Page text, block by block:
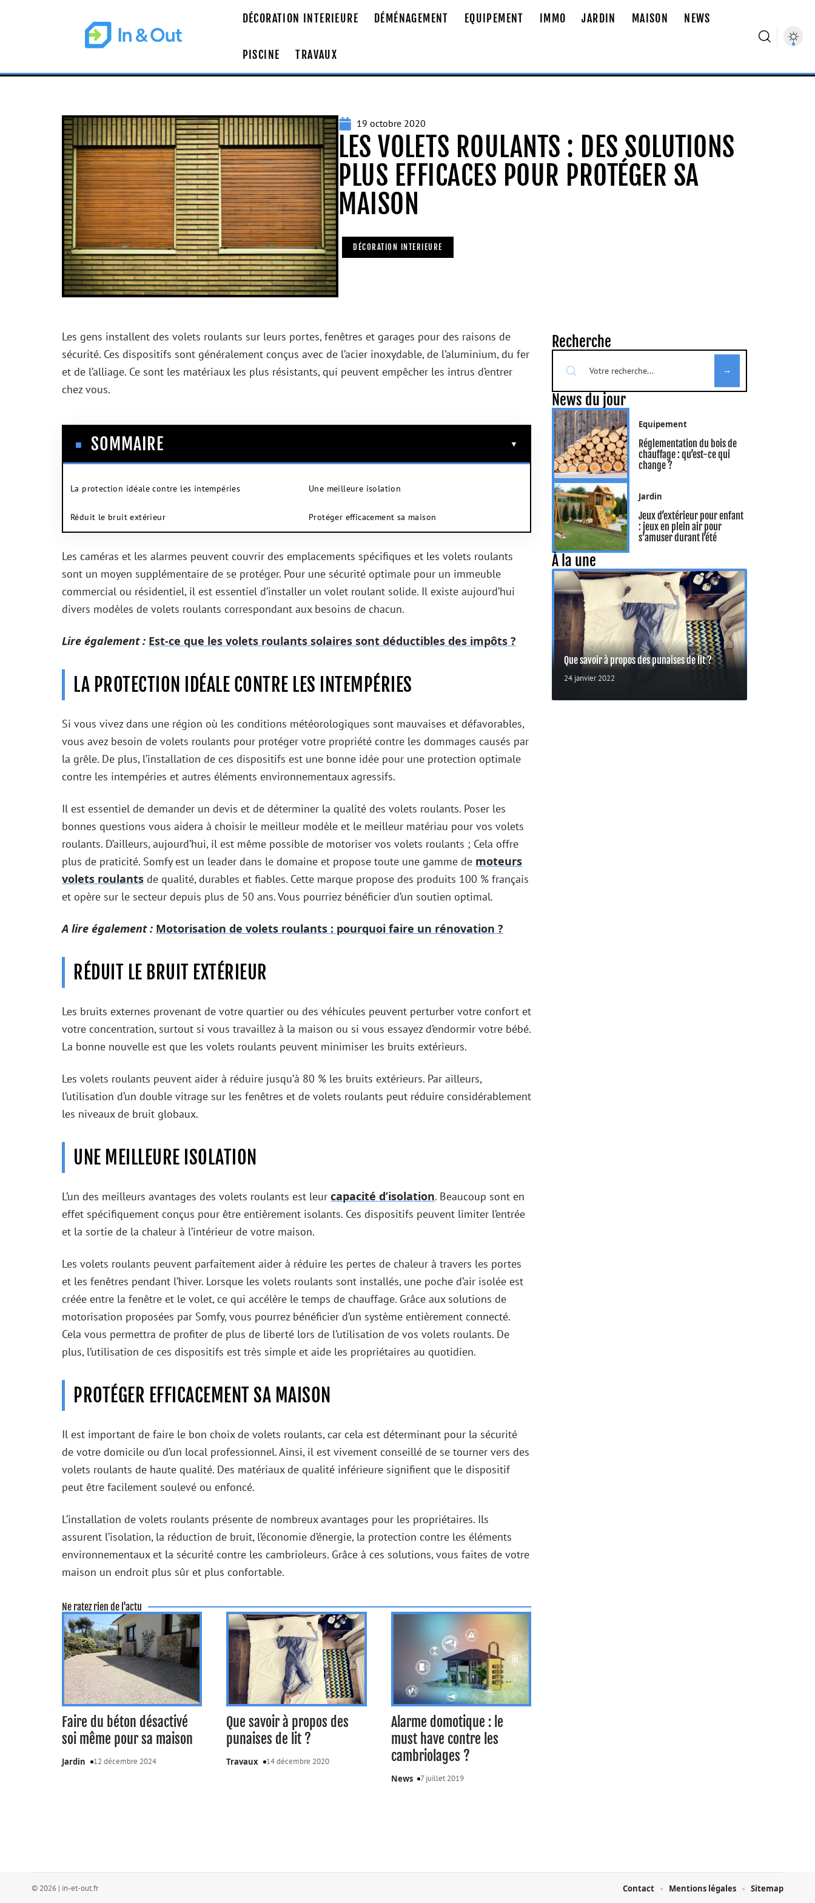
DÉCORATION INTERIEURE DÉMÉNAGEMENT EQUIPEMENT IMMO JARDIN MAISON NEWS
PISCINE TRAVAUX
19 octobre 2020
LES VOLETS ROULANTS : DES SOLUTIONS
PLUS EFFICACES POUR PROTÉGER SA
MAISON
DÉCORATION INTERIEURE
Les gens installent des volets roulants sur leurs portes, fenêtres et garages pour des raisons de
sécurité. Ces dispositifs sont généralement conçus avec de l’acier inoxydable, de l’aluminium, du fer
et de l’alliage. Ce sont les matériaux les plus résistants, qui peuvent empêcher les intrus d’entrer
chez vous.
SOMMAIRE
La protection idéale contre les intempéries
Réduit le bruit extérieur
Une meilleure isolation
Protéger efficacement sa maison
Les caméras et les alarmes peuvent couvrir des emplacements spécifiques et les volets roulants
sont un moyen supplémentaire de se protéger. Pour une sécurité optimale pour un immeuble
commercial ou résidentiel, il est essentiel d’installer un volet roulant solide. Il existe aujourd’hui
divers modèles de volets roulants correspondant aux besoins de chacun.
Lire également : Est-ce que les volets roulants solaires sont déductibles des impôts ?
LA PROTECTION IDÉALE CONTRE LES INTEMPÉRIES
Si vous vivez dans une région où les conditions météorologiques sont mauvaises et défavorables,
vous avez besoin de volets roulants pour protéger votre propriété contre les dommages causés par
la grêle. De plus, l’installation de ces dispositifs est une bonne idée pour une protection optimale
contre les intempéries et autres éléments environnementaux agressifs.
Il est essentiel de demander un devis et de déterminer la qualité des volets roulants. Poser les
bonnes questions vous aidera à choisir le meilleur modèle et le meilleur matériau pour vos volets
roulants. D’ailleurs, aujourd’hui, il est même possible de motoriser vos volets roulants ; Cela offre
plus de praticité. Somfy est un leader dans le domaine et propose toute une gamme de moteurs
volets roulants de qualité, durables et fiables. Cette marque propose des produits 100 % français
et opère sur le secteur depuis plus de 50 ans. Vous pourriez bénéficier d’un soutien optimal.
A lire également : Motorisation de volets roulants : pourquoi faire un rénovation ?
RÉDUIT LE BRUIT EXTÉRIEUR
Les bruits externes provenant de votre quartier ou des véhicules peuvent perturber votre confort et
votre concentration, surtout si vous travaillez à la maison ou si vous essayez d’endormir votre bébé.
La bonne nouvelle est que les volets roulants peuvent minimiser les bruits extérieurs.
Les volets roulants peuvent aider à réduire jusqu’à 80 % les bruits extérieurs. Par ailleurs,
l’utilisation d’un double vitrage sur les fenêtres et de volets roulants peut réduire considérablement
les niveaux de bruit globaux.
UNE MEILLEURE ISOLATION
L’un des meilleurs avantages des volets roulants est leur capacité d’isolation. Beaucoup sont en
effet spécifiquement conçus pour être entièrement isolants. Ces dispositifs peuvent limiter l’entrée
et la sortie de la chaleur à l’intérieur de votre maison.
Les volets roulants peuvent parfaitement aider à réduire les pertes de chaleur à travers les portes
et les fenêtres pendant l’hiver. Lorsque les volets roulants sont installés, une poche d’air isolée est
créée entre la fenêtre et le volet, ce qui accélère le temps de chauffage. Grâce aux solutions de
motorisation proposées par Somfy, vous pourrez bénéficier d’un système entièrement connecté.
Cela vous permettra de profiter de plus de liberté lors de l’utilisation de vos volets roulants. De
plus, l’utilisation de ces dispositifs est très simple et aide les propriétaires au quotidien.
PROTÉGER EFFICACEMENT SA MAISON
Il est important de faire le bon choix de volets roulants, car cela est déterminant pour la sécurité
de votre domicile ou d’un local professionnel. Ainsi, il est vivement conseillé de se tourner vers des
volets roulants de haute qualité. Des matériaux de qualité inférieure signifient que le dispositif
peut être facilement soulevé ou enfoncé.
L’installation de volets roulants présente de nombreux avantages pour les propriétaires. Ils
assurent l’isolation, la réduction de bruit, l’économie d’énergie, la protection contre les éléments
environnementaux et la sécurité contre les cambrioleurs. Grâce à ces solutions, vous faites de votre
maison un endroit plus sûr et plus confortable.
Ne ratez rien de l'actu
Faire du béton désactivé
soi même pour sa maison
Jardin 12 décembre 2024
Que savoir à propos des
punaises de lit ?
Travaux 14 décembre 2020
Alarme domotique : le
must have contre les
cambriolages ?
News 7 juillet 2019
Recherche
News du jour
Equipement
Réglementation du bois de
chauffage : qu’est-ce qui
change ?
Jardin
Jeux d’extérieur pour enfant
: jeux en plein air pour
s’amuser durant l’été
À la une
Que savoir à propos des punaises de lit ?
24 janvier 2022
© 2026 | in-et-out.fr Contact Mentions légales Sitemap